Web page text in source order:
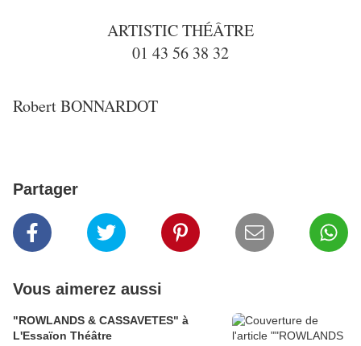
ARTISTIC THÉÂTRE
01 43 56 38 32
Robert BONNARDOT
Partager
Vous aimerez aussi
"ROWLANDS & CASSAVETES" à
L'Essaïon Théâtre